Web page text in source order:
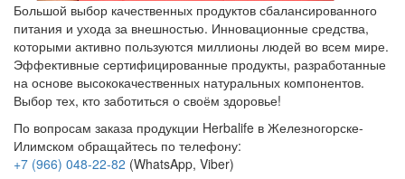
Большой выбор качественных продуктов сбалансированного
питания и ухода за внешностью. Инновационные средства,
которыми активно пользуются миллионы людей во всем мире.
Эффективные сертифицированные продукты, разработанные
на основе высококачественных натуральных компонентов.
Выбор тех, кто заботиться о своём здоровье!
По вопросам заказа продукции Herbalife в Железногорске-
Илимском обращайтесь по телефону:
+7 (966) 048-22-82 (WhatsApp, Viber)